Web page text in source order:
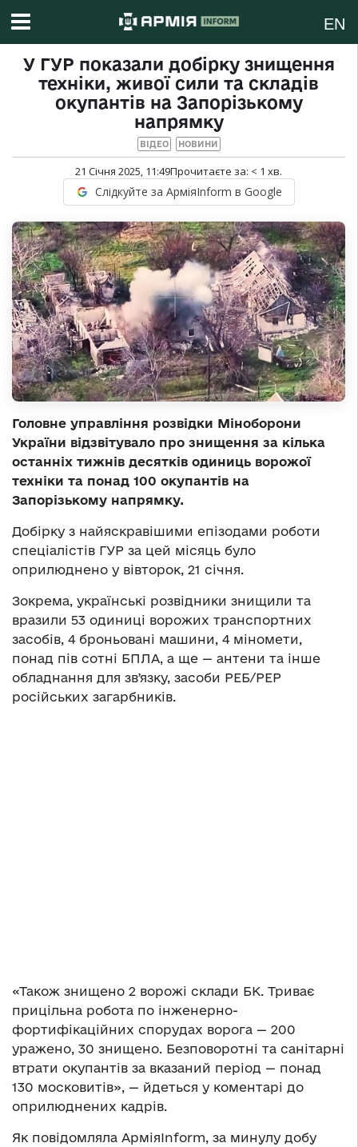
EN
У ГУР показали добірку знищення
техніки, живої сили та складів
окупантів на Запорізькому
напрямку
ВІДЕО НОВИНИ
21 Січня 2025, 11:49Прочитаєте за: < 1 хв.
Слідкуйте за АрміяInform в Google
Головне управління розвідки Міноборони
України відзвітувало про знищення за кілька
останніх тижнів десятків одиниць ворожої
техніки та понад 100 окупантів на
Запорізькому напрямку.
Добірку з найяскравішими епізодами роботи
спеціалістів ГУР за цей місяць було
оприлюднено у вівторок, 21 січня.
Зокрема, українські розвідники знищили та
вразили 53 одиниці ворожих транспортних
засобів, 4 броньовані машини, 4 міномети,
понад пів сотні БПЛА, а ще — антени та інше
обладнання для звʼязку, засоби РЕБ/РЕР
російських загарбників.
«Також знищено 2 ворожі склади БК. Триває
прицільна робота по інженерно-
фортифікаційних спорудах ворога — 200
уражено, 30 знищено. Безповоротні та санітарні
втрати окупантів за вказаний період — понад
130 московитів», — йдеться у коментарі до
оприлюднених кадрів.
Як повідомляла АрміяInform, за минулу добу